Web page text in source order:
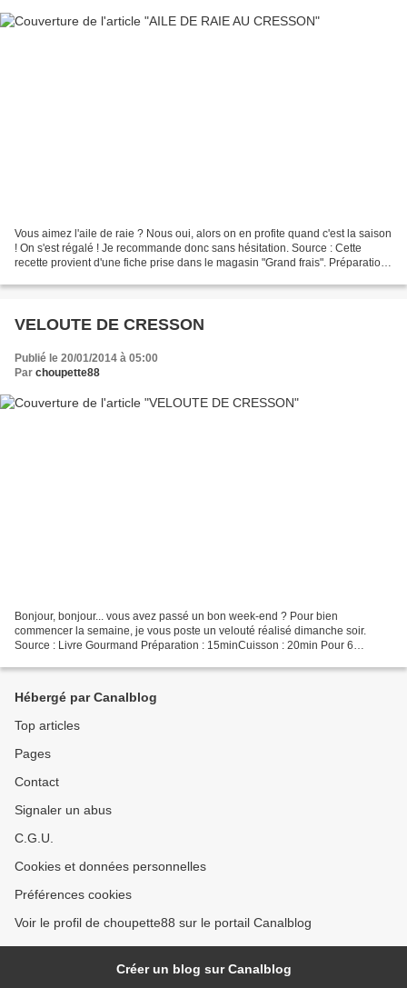
Vous aimez l'aile de raie ? Nous oui, alors on en profite quand c'est la saison
! On s'est régalé ! Je recommande donc sans hésitation. Source : Cette
recette provient d'une fiche prise dans le magasin "Grand frais". Préparation :
VELOUTE DE CRESSON
Publié le 20/01/2014 à 05:00
Par choupette88
Bonjour, bonjour... vous avez passé un bon week-end ? Pour bien
commencer la semaine, je vous poste un velouté réalisé dimanche soir.
Source : Livre Gourmand Préparation : 15minCuisson : 20min Pour 6
Hébergé par Canalblog
Top articles
Pages
Contact
Signaler un abus
C.G.U.
Cookies et données personnelles
Préférences cookies
Voir le profil de choupette88 sur le portail Canalblog
Créer un blog sur Canalblog